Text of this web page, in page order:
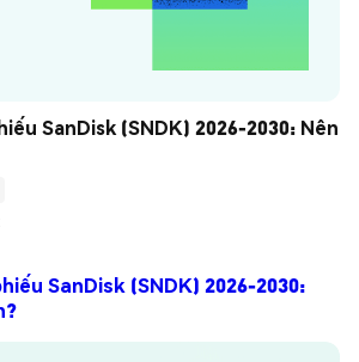
SanDisk (SNDK) 2026-2030: Nên
SanDisk (SNDK) 2026-2030: